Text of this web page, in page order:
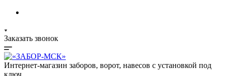
Заказать звонок
Интернет-магазин заборов, ворот, навесов с установкой под
ключ